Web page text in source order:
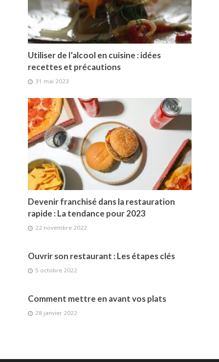
Utiliser de l’alcool en cuisine : idées
recettes et précautions
31 mai 2023
Devenir franchisé dans la restauration
rapide : La tendance pour 2023
22 novembre 2022
Ouvrir son restaurant : Les étapes clés
5 octobre 2022
Comment mettre en avant vos plats
28 janvier 2022